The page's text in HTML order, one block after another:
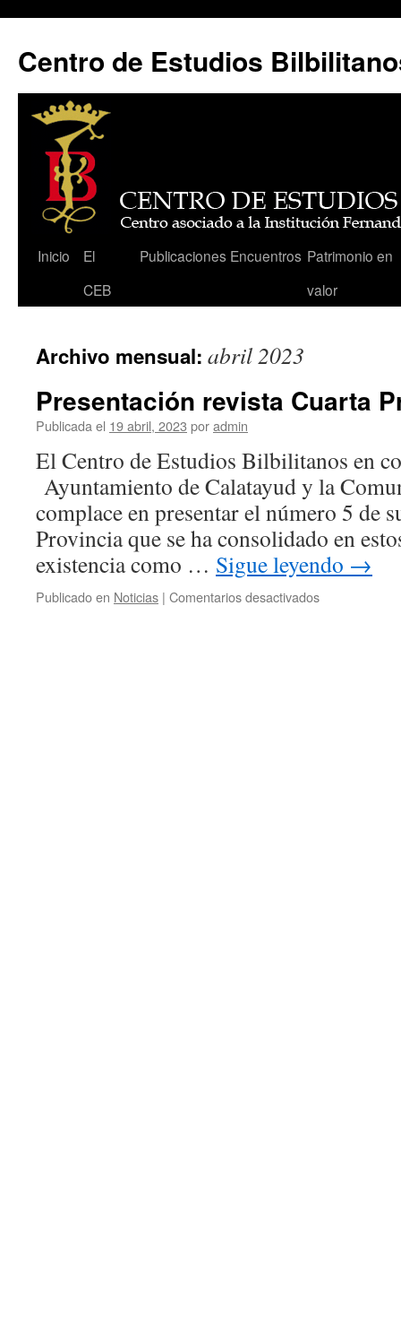
Centro de Estudios
Saltar
Inicio
El
CEB
Publicaciones Encuentros Patrimonio en
valor
Archivo mensual: abril 2023
Presentación revista Cuarta
Publicada el 19 abril, 2023 poradmin
El Centro de Estudios Bilbilitanos en
Ayuntamiento de Calatayud y la
complace en presentar el número 5 de
Provincia que se ha consolidado en
existencia como … Sigue leyendo →
Publicado en Noticias | Comentarios desactivadosen